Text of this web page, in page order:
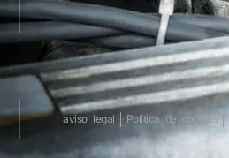
aviso legal Política de cookies